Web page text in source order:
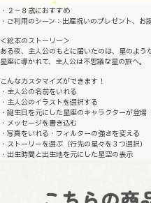
・２〜８歳におすすめ
・ご利用のシーン：出産祝いのプレゼント、
＜絵本のストーリー＞
ある夜、主人公のもとに届いたのは、星のよう
星座に導かれて、主人公は不思議な星の旅へ。
こんなカスタマイズができます！
・主人公の名前をいれる
・主人公のイラストを選択する
・誕生日を元にした星座のキャラクターが登場
・メッセージを書き込む
・写真をいれる・フィルターの強さを変える
・ストーリーを選ぶ（行先の星々を３つ選択）
・出生時間と出生地を元にした星空の表示